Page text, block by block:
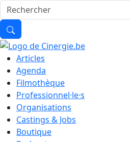
Articles
Agenda
Filmothèque
Professionnel·le·s
Organisations
Castings & Jobs
Boutique